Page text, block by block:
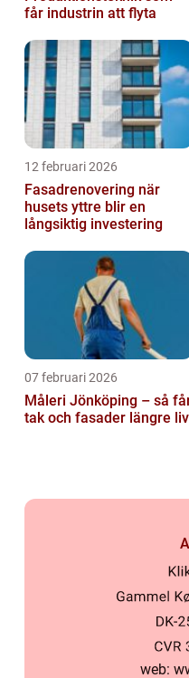
får industrin att flyta
12 februari 2026
Fasadrenovering när
husets yttre blir en
långsiktig investering
07 februari 2026
Måleri Jönköping – så
tak och fasader längre liv
web: